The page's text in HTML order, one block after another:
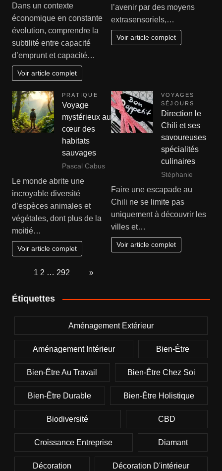
Dans un contexte
économique en constante
évolution, comprendre la
subtilité entre capacité
d’emprunt et capacité…
Voir article complet
l’avenir par des moyens
extrasensoriels,…
Voir article complet
PRATIQUE
Voyage
mystérieux au
cœur des
habitats
sauvages
Pascal Cabus
Le monde abrite une
incroyable diversité
d’espèces animales et
végétales, dont plus de la
moitié…
Voir article complet
VOYAGES
SÉJOURS
Direction le
Chili et ses
savoureuses
spécialités
culinaires
Stéphanie
Faire une escapade au
Chili ne se limite pas
uniquement à découvrir les
villes et…
Voir article complet
1 2 … 292 »
Étiquettes
Aménagement Extérieur
Aménagement Intérieur Bien-Être
Bien-Être Au Travail Bien-Être Chez Soi
Bien-Être Durable Bien-Être Holistique
Biodiversité CBD
Croissance Entreprise Diamant
Décoration Décoration D'intérieur